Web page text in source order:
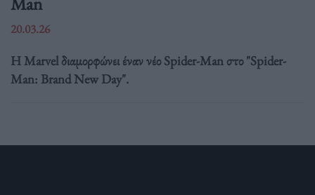
20.03.26
Η Marvel διαμορφώνει έναν νέο Spider-Man στο "Spider-
Man: Brand New Day".